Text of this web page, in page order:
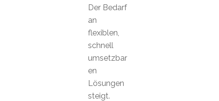
Der Bedarf
an
flexiblen,
schnell
umsetzbar
en
Lösungen
steigt.